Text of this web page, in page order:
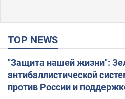
TOP NEWS
"Защита нашей жизни":
антибаллистической
против России и